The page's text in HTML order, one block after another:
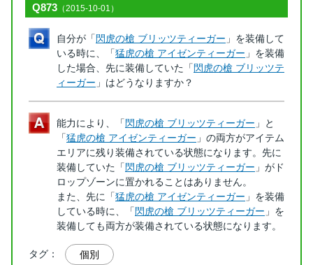
Q873 （2015-10-01）
自分が「閃虎の槍 ブリッツティーガー 」を装備して
いる時に、「猛虎の槍 アイゼンティーガー 」を装備
した場合、先に装備していた「閃虎の槍 ブリッツテ
ィーガー 」はどうなりますか？
能力により、「閃虎の槍 ブリッツティーガー 」と
「猛虎の槍 アイゼンティーガー 」の両方がアイテム
エリアに残り装備されている状態になります。先に
装備していた「閃虎の槍 ブリッツティーガー 」がド
ロップゾーンに置かれることはありません。
また、先に「猛虎の槍 アイゼンティーガー 」を装備
している時に、「閃虎の槍 ブリッツティーガー 」を
装備しても両方が装備されている状態になります。
タグ： 個別